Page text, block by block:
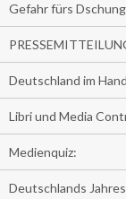
Gefahr fürs
Deutschland im
Libri und Media
Medienquiz:
Deutschlands